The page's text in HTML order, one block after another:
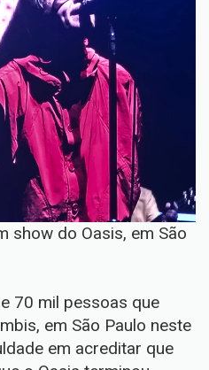
show do Oasis, em São
70 mil pessoas que
em São Paulo neste
em acreditar que